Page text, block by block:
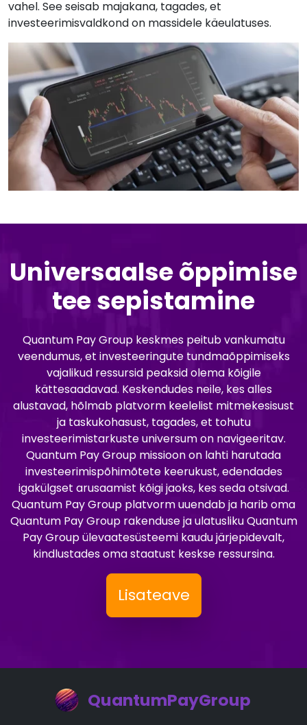
vahel. See seisab majakana, tagades, et
investeerimisvaldkond on massidele käeulatuses.
Universaalse õppimise
tee sepistamine
Quantum Pay Group keskmes peitub vankumatu
veendumus, et investeeringute tundmaõppimiseks
vajalikud ressursid peaksid olema kõigile
kättesaadavad. Keskendudes neile, kes alles
alustavad, hõlmab platvorm keelelist mitmekesisust
ja taskukohasust, tagades, et tohutu
investeerimistarkuste universum on navigeeritav.
Quantum Pay Group missioon on lahti harutada
investeerimispõhimõtete keerukust, edendades
igakülgset arusaamist kõigi jaoks, kes seda otsivad.
Quantum Pay Group platvorm uuendab ja harib oma
Quantum Pay Group rakenduse ja ulatusliku Quantum
Pay Group ülevaatesüsteemi kaudu järjepidevalt,
kindlustades oma staatust keskse ressursina.
Lisateave
QuantumPayGroup